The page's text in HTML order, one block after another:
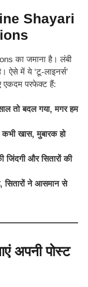
Shayari
का जमाना है। लंबी
ऐसे में ये ‘टू-लाइनर्स’
परफेक्ट हैं:
तो बदल गया, मगर हम
खास, मुबारक हो
और सितारों की
ने आसमान से
अपनी पोस्ट